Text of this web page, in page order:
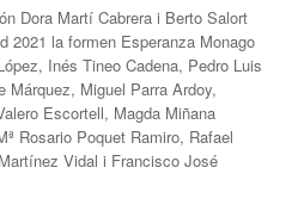
Dora Martí Cabrera i Berto Salort
2021 la formen Esperanza Monago
Inés Tineo Cadena, Pedro Luis
Márquez, Miguel Parra Ardoy,
Escortell, Magda Miñana
Rosario Poquet Ramiro, Rafael
Vidal i Francisco José